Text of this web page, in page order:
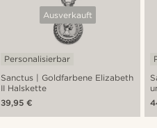
Ausverkauft
Sanctus | Goldfarbene Elizabeth
II Halskette
Personalisierbar
39,95 €